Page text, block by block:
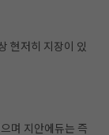
현저히 지장이 있
며 지안에듀는 즉